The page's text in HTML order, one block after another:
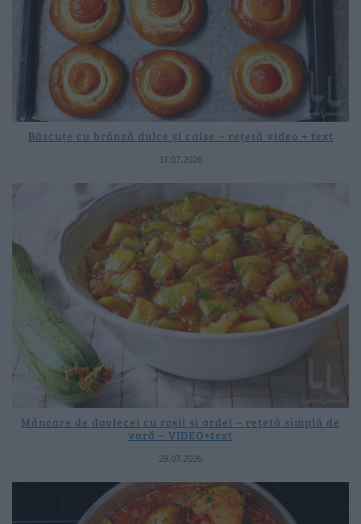
Băscuțe cu brânză dulce și caise – rețetă video + text
31.07.2026
Mâncare de dovlecei cu roșii și ardei – rețetă simplă de
vară – VIDEO+text
28.07.2026